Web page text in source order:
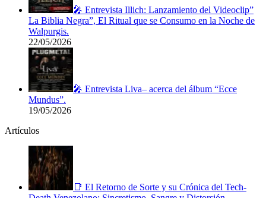
🎤 Entrevista Illich: Lanzamiento del Videoclip”
La Biblia Negra”, El Ritual que se Consumo en la Noche de
Walpurgis.
22/05/2026
🎤 Entrevista Liva– acerca del álbum “Ecce
Mundus”.
19/05/2026
Artículos
📑 El Retorno de Sorte y su Crónica del Tech-